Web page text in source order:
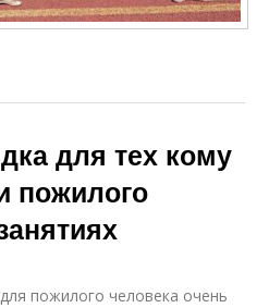
для тех кому
пожилого
пожилого человека очень